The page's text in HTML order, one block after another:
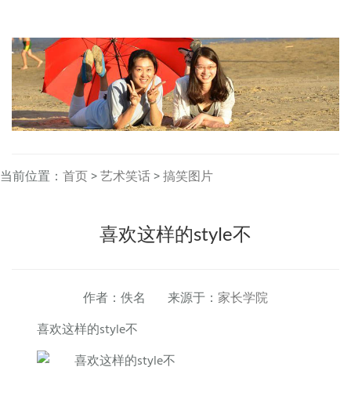
当前位置： 首页>艺术笑话>搞笑图片
喜欢这样的style不
作者：佚名 来源于： 家长学院
喜欢这样的style不